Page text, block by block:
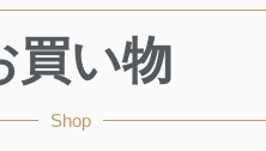
買い物
Shop